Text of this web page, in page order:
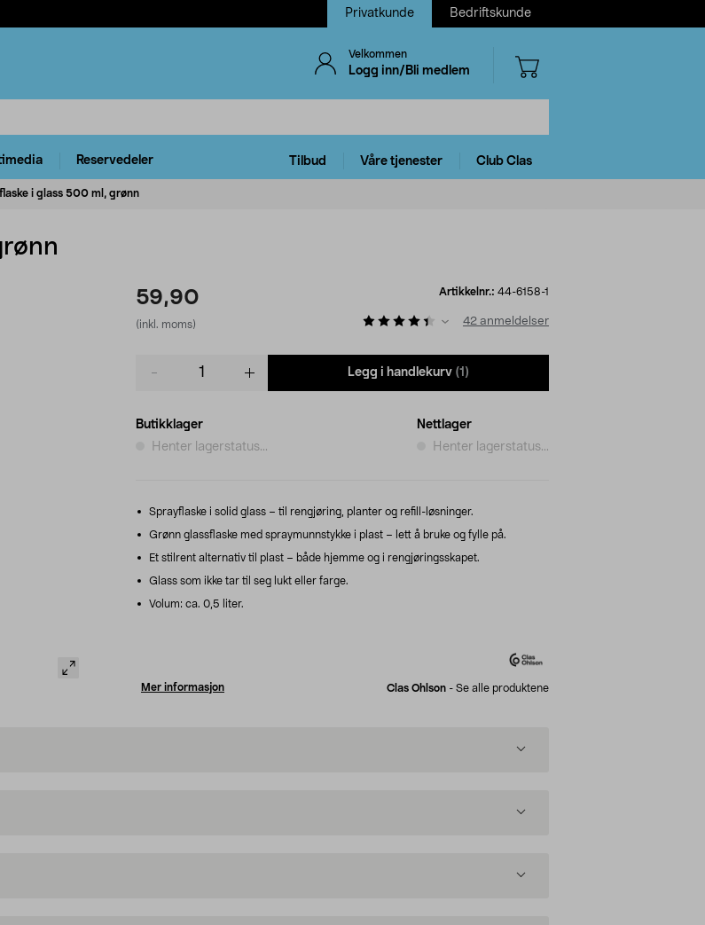
Privatkunde Bedriftskunde
Velkommen
Logg inn/Bli medlem
Reservedeler Tilbud Våre tjenester Club Clas
i glass 500 ml, grønn
59,90
(inkl. moms)
Artikkelnr.: 44-6158-1
42 anmeldelser
Legg i handlekurv (1)
Butikklager
Henter lagerstatus...
Nettlager
Henter lagerstatus...
Sprayflaske i solid glass – til rengjøring, planter og refill-løsninger.
Grønn glassflaske med spraymunnstykke i plast – lett å bruke og fylle på.
Et stilrent alternativ til plast – både hjemme og i rengjøringsskapet.
Glass som ikke tar til seg lukt eller farge.
Volum: ca. 0,5 liter.
Mer informasjon Clas Ohlson - Se alle produktene